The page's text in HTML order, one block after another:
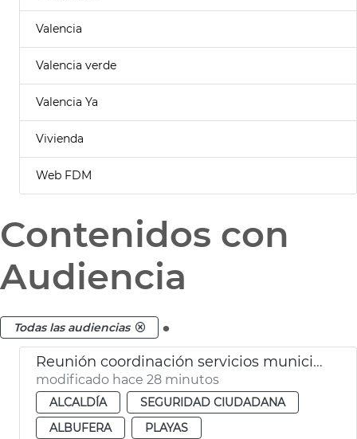
Valencia
Valencia verde
Valencia Ya
Vivienda
Web FDM
Contenidos con
Audiencia
Todas las audiencias .
Reunión coordinación servicios municipales eclipse València
modificado hace 28 minutos
ALCALDÍA
SEGURIDAD CIUDADANA
ALBUFERA
PLAYAS